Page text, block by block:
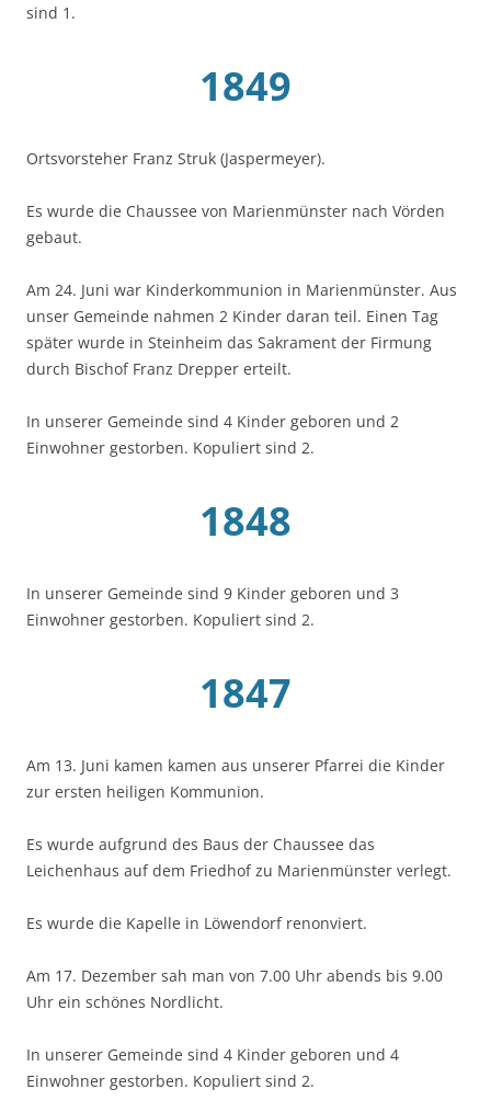
sind 1.
1849
Ortsvorsteher Franz Struk (Jaspermeyer).
Es wurde die Chaussee von Marienmünster nach Vörden
gebaut.
Am 24. Juni war Kinderkommunion in Marienmünster. Aus
unser Gemeinde nahmen 2 Kinder daran teil. Einen Tag
später wurde in Steinheim das Sakrament der Firmung
durch Bischof Franz Drepper erteilt.
In unserer Gemeinde sind 4 Kinder geboren und 2
Einwohner gestorben. Kopuliert sind 2.
1848
In unserer Gemeinde sind 9 Kinder geboren und 3
Einwohner gestorben. Kopuliert sind 2.
1847
Am 13. Juni kamen kamen aus unserer Pfarrei die Kinder
zur ersten heiligen Kommunion.
Es wurde aufgrund des Baus der Chaussee das
Leichenhaus auf dem Friedhof zu Marienmünster verlegt.
Es wurde die Kapelle in Löwendorf renonviert.
Am 17. Dezember sah man von 7.00 Uhr abends bis 9.00
Uhr ein schönes Nordlicht.
In unserer Gemeinde sind 4 Kinder geboren und 4
Einwohner gestorben. Kopuliert sind 2.